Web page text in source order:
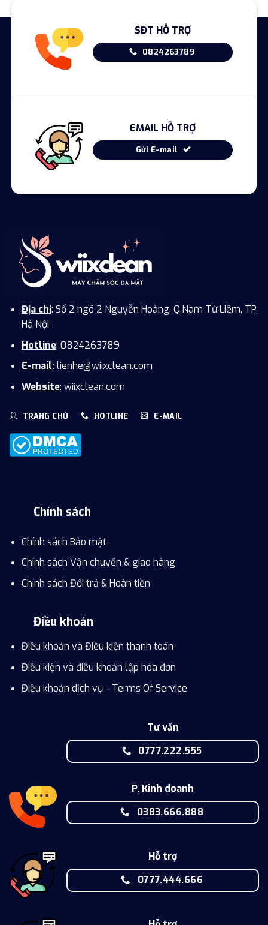
SĐT HỖ TRỢ
0824263789
EMAIL HỖ TRỢ
Gửi E-mail
Địa chỉ: Số 2 ngõ 2 Nguyễn Hoàng, Q.Nam Từ Liêm, TP.
Hà Nội
Hotline: 0824263789
E-mail: lienhe@wiixclean.com
Website: wiixclean.com
TRANG CHỦ HOTLINE E-MAIL
Chính sách
Chính sách Bảo mật
Chính sách Vận chuyển & giao hàng
Chính sách Đổi trả & Hoàn tiền
Điều khoản
Điều khoản và Điều kiện thanh toán
Điều kiện và điều khoản lập hóa đơn
Điều khoản dịch vụ - Terms Of Service
Tư vấn
0777.222.555
P. Kinh doanh
0383.666.888
Hỗ trợ
0777.444.666